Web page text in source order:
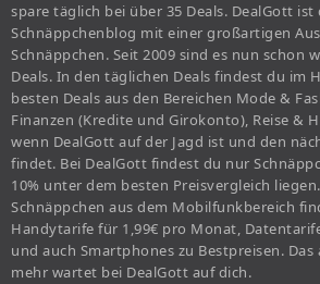
spare täglich bei über 35 Deals. DealGott ist
Schnäppchenblog mit einer großartigen
Schnäppchen. Seit 2009 sind es nun schon
Deals. In den täglichen Deals findest du im
besten Deals aus den Bereichen Mode &
Finanzen (Kredite und Girokonto), Reise &
wenn DealGott auf der Jagd ist und den
findet. Bei DealGott findest du nur
10% unter dem besten Preisvergleich
Schnäppchen aus dem Mobilfunkbereich
Handytarife für 1,99€ pro Monat,
und auch Smartphones zu Bestpreisen.
mehr wartet bei DealGott auf dich.